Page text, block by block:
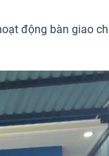
động bàn giao